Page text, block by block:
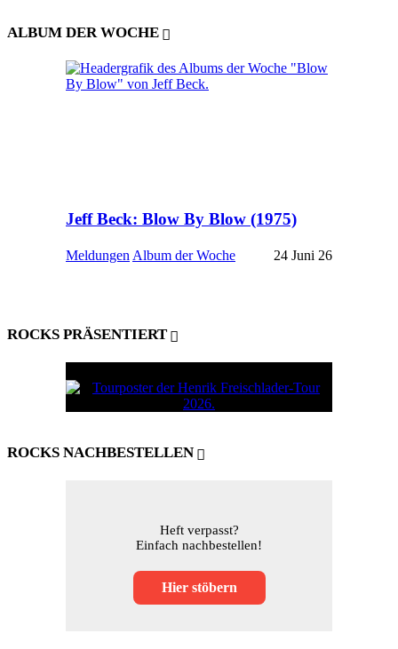
ALBUM DER WOCHE
Jeff Beck: Blow By Blow (1975)
Meldungen Album der Woche 24 Juni 26
ROCKS PRÄSENTIERT
ROCKS NACHBESTELLEN
Heft verpasst?
Einfach nachbestellen!
Hier stöbern